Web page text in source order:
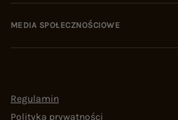
MEDIA SPOŁECZNOŚCIOWE
Regulamin
Polityka prywatności